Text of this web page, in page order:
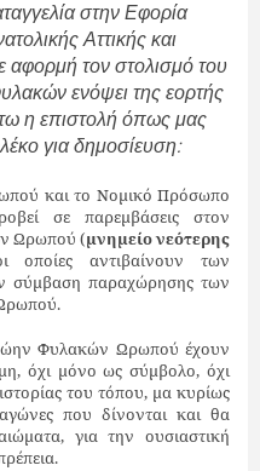
στην Εφορία
Αττικής και
αφορμή τον στολισμό του
ενόψει της εορτής
η επιστολή όπως μας
για δημοσίευση:
και το Νομικό Πρόσωπο
σε παρεμβάσεις στον
Ωρωπού (μνημείο νεότερης
οποίες αντιβαίνουν των
σύμβαση παραχώρησης των
Φυλακών Ωρωπού έχουν
όχι μόνο ως σύμβολο, όχι
του τόπου, μα κυρίως
που δίνονται και θα
για την ουσιαστική